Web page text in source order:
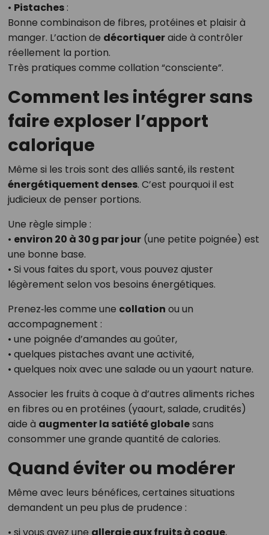
• Pistaches:
Bonne combinaison de fibres, protéines et plaisir à
manger. L’action de décortiqueraide à contrôler
réellement la portion.
Très pratiques comme collation “consciente”.
Comment les intégrer sans
faire exploser l’apport
calorique
Même si les trois sont des alliés santé, ils restent
énergétiquement denses. C’est pourquoi il est
judicieux de penser portions.
Une règle simple :
• environ 20 à 30 g par jour(une petite poignée) est
une bonne base.
• Si vous faites du sport, vous pouvez ajuster
légèrement selon vos besoins énergétiques.
Prenez‑les comme une collation ou un
accompagnement :
• une poignée d’amandes au goûter,
• quelques pistaches avant une activité,
• quelques noix avec une salade ou un yaourt nature.
Associer les fruits à coque à d’autres aliments riches
en fibres ou en protéines (yaourt, salade, crudités)
aide à augmenter la satiété globalesans
consommer une grande quantité de calories.
Quand éviter ou modérer
Même avec leurs bénéfices, certaines situations
demandent un peu plus de prudence :